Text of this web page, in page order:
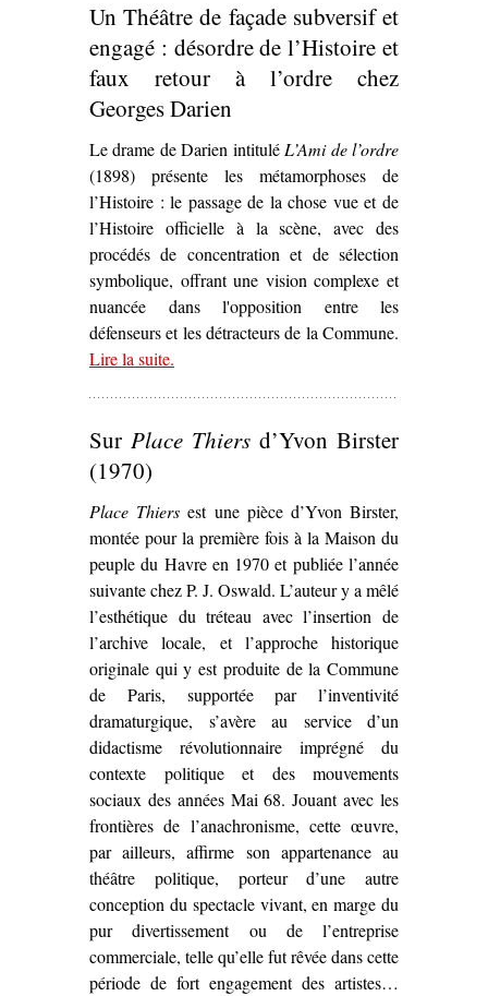
Un Théâtre de façade subversif et
engagé : désordre de l’Histoire et
faux retour à l’ordre chez
Georges Darien
Le drame de Darien intituléL’Ami de l’ordre
(1898) présente les métamorphoses de
l’Histoire : le passage de la chose vue et de
l’Histoire officielle à la scène, avec des
procédés de concentration et de sélection
symbolique, offrant une vision complexe et
nuancée dans l'opposition entre les
défenseurs et les détracteurs de la Commune.
Lire la suite– ‘Un Théâtre de façade subversif et engagé :
.
Sur Place Thiers d’Yvon Birster
(1970)
Place Thiers est une pièce d’Yvon Birster,
montée pour la première fois à la Maison du
peuple du Havre en 1970 et publiée l’année
suivante chez P. J. Oswald. L’auteur y a mêlé
l’esthétique du tréteau avec l’insertion de
l’archive locale, et l’approche historique
originale qui y est produite de la Commune
de Paris, supportée par l’inventivité
dramaturgique, s’avère au service d’un
didactisme révolutionnaire imprégné du
contexte politique et des mouvements
sociaux des années Mai 68. Jouant avec les
frontières de l’anachronisme, cette œuvre,
par ailleurs, affirme son appartenance au
théâtre politique, porteur d’une autre
conception du spectacle vivant, en marge du
pur divertissement ou de l’entreprise
commerciale, telle qu’elle fut rêvée dans cette
période de fort engagement des artistes…